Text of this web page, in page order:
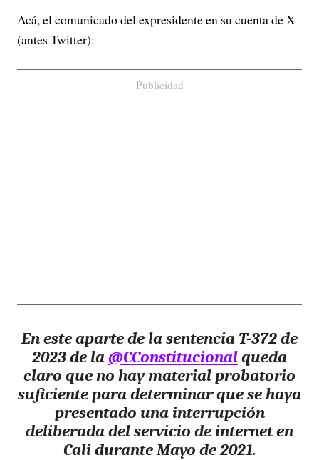
Acá, el comunicado del expresidente en su cuenta de X
(antes Twitter):
Publicidad
En este aparte de la sentencia T-372 de
2023 de la@CConstitucionalqueda
claro que no hay material probatorio
suficiente para determinar que se haya
presentado una interrupción
deliberada del servicio de internet en
Cali durante Mayo de 2021.